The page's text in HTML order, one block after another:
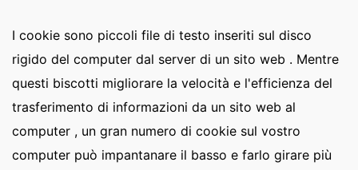
I cookie sono piccoli file di testo inseriti sul disco
rigido del computer dal server di un sito web . Mentre
questi biscotti migliorare la velocità e l'efficienza del
trasferimento di informazioni da un sito web al
computer , un gran numero di cookie sul vostro
computer può impantanare il basso e farlo girare più